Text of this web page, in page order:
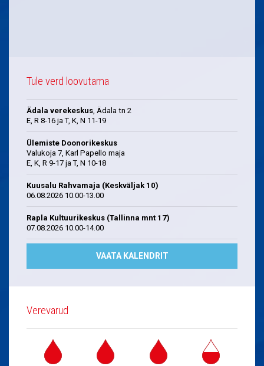
Tule verd loovutama
Ädala verekeskus, Ädala tn 2
E, R 8-16 ja T, K, N 11-19
Ülemiste Doonorikeskus
Valukoja 7, Karl Papello maja
E, K, R 9-17 ja T, N 10-18
Kuusalu Rahvamaja (Keskväljak 10)
06.08.2026 10.00-13.00
Rapla Kultuurikeskus (Tallinna mnt 17)
07.08.2026 10.00-14.00
VAATA KALENDRIT
Verevarud